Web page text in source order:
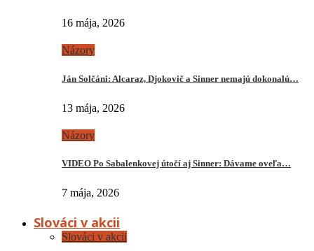
16 mája, 2026
Názory
Ján Solčáni: Alcaraz, Djokovič a Sinner nemajú dokonalú…
13 mája, 2026
Názory
VIDEO Po Sabalenkovej útočí aj Sinner: Dávame oveľa…
7 mája, 2026
Slováci v akcii
Slováci v akcii